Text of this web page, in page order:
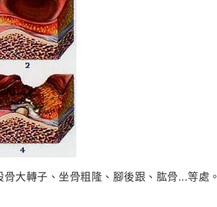
大轉子、坐骨粗隆、腳後跟、肱骨...等處。